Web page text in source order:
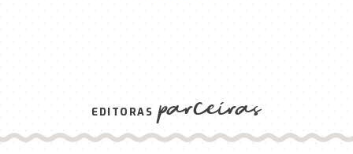
EDITORAS parceiras